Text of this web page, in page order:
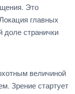
Это
главных
доле странички
величиной
Зрение стартует